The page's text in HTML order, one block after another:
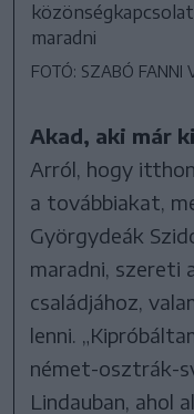
maradni
FOTÓ: SZABÓ FANNI
Akad, aki már
Arról, hogy
a továbbiakat,
Györgydeák
maradni, szereti
családjához,
lenni.
német-osztrák-
Lindauban, ahol